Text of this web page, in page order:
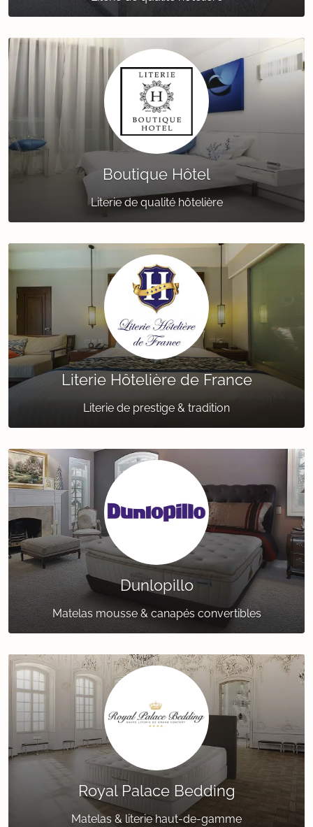
Boutique Hôtel
Literie de qualité hôtelière
Literie Hôtelière de France
Literie de prestige & tradition
Dunlopillo
Matelas mousse & canapés convertibles
Royal Palace Bedding
Matelas & literie haut-de-gamme